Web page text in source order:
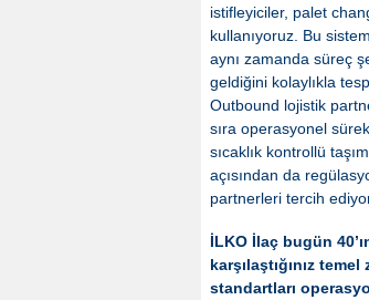
istifleyiciler, palet
kullanıyoruz. Bu
aynı zamanda süreç
geldiğini kolaylıkla
Outbound lojistik
sıra operasyonel
sıcaklık kontrollü
açısından da
partnerleri tercih
İLKO İlaç bugün
karşılaştığınız
standartları